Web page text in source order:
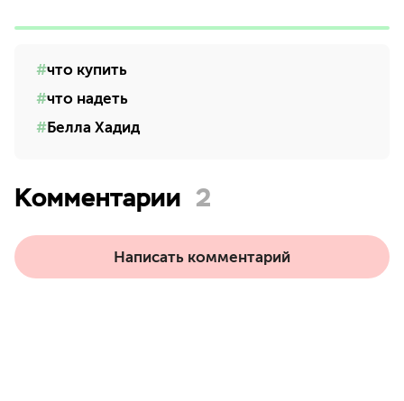
что купить
что надеть
Белла Хадид
Комментарии 2
Написать комментарий